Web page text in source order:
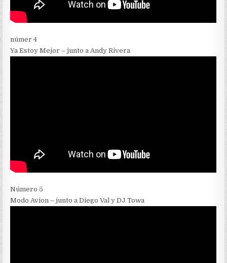
númer 4
Ya Estoy Mejor – junto a Andy Rivera
Número 5
Modo Avion – junto a Diego Val y DJ Towa